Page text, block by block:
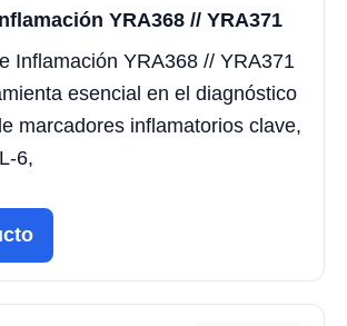
YRA368 // YRA371
Inflamación YRA368 // YRA371
esencial en el diagnóstico
marcadores inflamatorios clave,
6,